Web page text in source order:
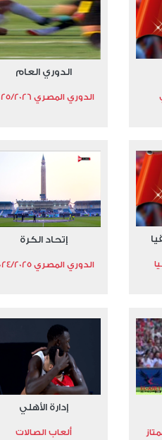
الدوري العام
الدوري المصري 2025/2026
إتحاد الكرة
الدوري المصري 2024/2025
إدارة الأهلي
ألعاب الصالات